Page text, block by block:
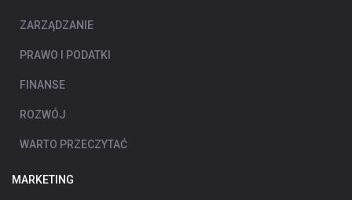
ZARZĄDZANIE
PRAWO I PODATKI
FINANSE
ROZWÓJ
WARTO PRZECZYTAĆ
MARKETING